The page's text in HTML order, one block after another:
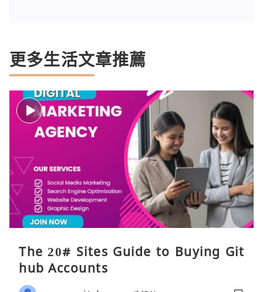
更多生活文章推薦
The 20# Sites Guide to Buying Git
hub Accounts